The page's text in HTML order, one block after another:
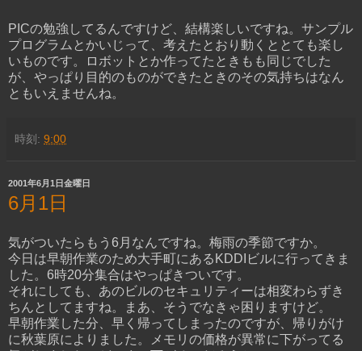
PICの勉強してるんですけど、結構楽しいですね。サンプル
プログラムとかいじって、考えたとおり動くととても楽し
いものです。ロボットとか作ってたときもも同じでした
が、やっぱり目的のものができたときのその気持ちはなん
ともいえませんね。
時刻: 9:00
2001年6月1日金曜日
6月1日
気がついたらもう6月なんですね。梅雨の季節ですか。
今日は早朝作業のため大手町にあるKDDIビルに行ってきま
した。6時20分集合はやっぱきついです。
それにしても、あのビルのセキュリティーは相変わらずき
ちんとしてますね。まあ、そうでなきゃ困りますけど。
早朝作業した分、早く帰ってしまったのですが、帰りがけ
に秋葉原によりました。メモリの価格が異常に下がってる